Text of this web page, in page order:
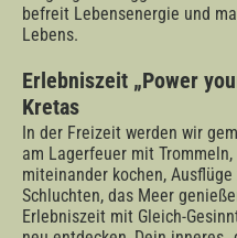
befreit Lebensenergie und
Lebens.
Erlebniszeit „Power
Kretas
In der Freizeit werden wir
am Lagerfeuer mit
miteinander kochen,
Schluchten, das Meer
Erlebniszeit mit Gleich-